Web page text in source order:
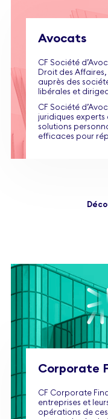
Avocats
CF Société
Droit des
auprès des
libérales et
CF Société
juridiques experts
solutions
efficaces pour
Corporate
CF Corporate
entreprises et
opérations de